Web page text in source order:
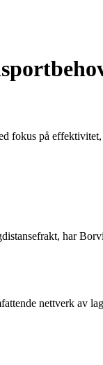
fokus på
har
nettverk av